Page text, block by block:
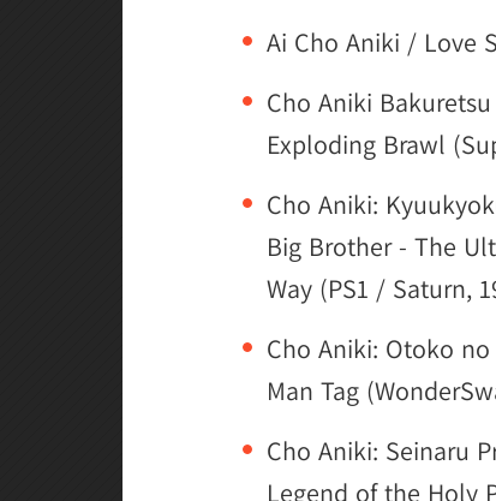
Ai Cho Aniki / Love
Cho Aniki
Exploding Brawl
Cho Aniki:
Big Brother - The
Way (PS1 / Saturn,
Cho Aniki: Otoko
Man Tag
Cho Aniki: Seinaru
Legend of the Holy